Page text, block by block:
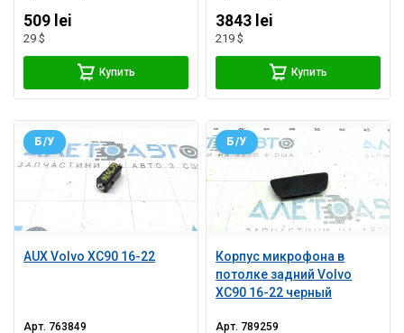
509 lei
29 $
Купить
3843 lei
219 $
Купить
AUX Volvo XC90 16-22
Б/У
Арт. 763849
Корпус микрофона в
потолке задний Volvo
XC90 16-22 черный
Б/У
Арт. 789259